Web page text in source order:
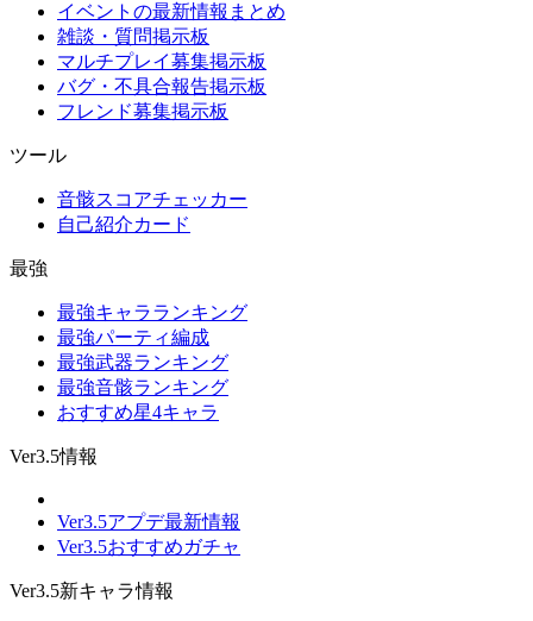
イベントの最新情報まとめ
雑談・質問掲示板
マルチプレイ募集掲示板
バグ・不具合報告掲示板
フレンド募集掲示板
ツール
音骸スコアチェッカー
自己紹介カード
最強
最強キャラランキング
最強パーティ編成
最強武器ランキング
最強音骸ランキング
おすすめ星4キャラ
Ver3.5情報
Ver3.5アプデ最新情報
Ver3.5おすすめガチャ
Ver3.5新キャラ情報